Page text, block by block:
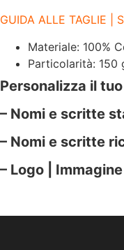
GR/M2
quantità
GUIDA ALLE TAGLIE |
Materiale: 100%
Particolarità: 150
Personalizza il
– Nomi e scritte
– Nomi e scritte
– Logo |